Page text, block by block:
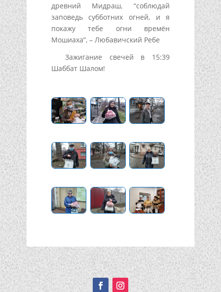
древний Мидраш, “соблюдай
заповедь субботних огней, и я
покажу тебе огни времён
Мошиаха”, – Любавичский Ребе
Зажигание свечей в 15:39
Шаббат Шалом!
Подписывайтесь!